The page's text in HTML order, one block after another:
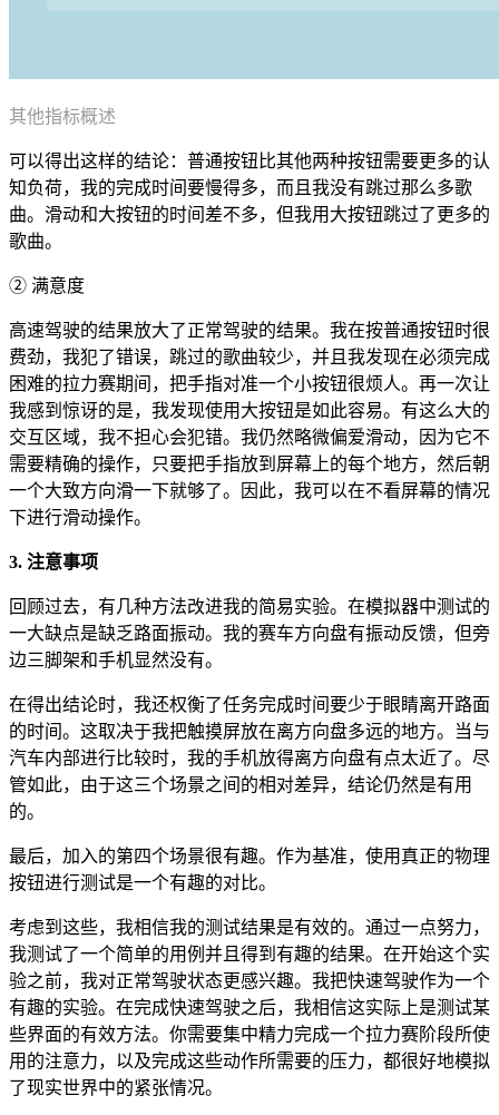
其他指标概述
可以得出这样的结论：普通按钮比其他两种按钮需要更多的认
知负荷，我的完成时间要慢得多，而且我没有跳过那么多歌
曲。滑动和大按钮的时间差不多，但我用大按钮跳过了更多的
歌曲。
② 满意度
高速驾驶的结果放大了正常驾驶的结果。我在按普通按钮时很
费劲，我犯了错误，跳过的歌曲较少，并且我发现在必须完成
困难的拉力赛期间，把手指对准一个小按钮很烦人。再一次让
我感到惊讶的是，我发现使用大按钮是如此容易。有这么大的
交互区域，我不担心会犯错。我仍然略微偏爱滑动，因为它不
需要精确的操作，只要把手指放到屏幕上的每个地方，然后朝
一个大致方向滑一下就够了。因此，我可以在不看屏幕的情况
下进行滑动操作。
3. 注意事项
回顾过去，有几种方法改进我的简易实验。在模拟器中测试的
一大缺点是缺乏路面振动。我的赛车方向盘有振动反馈，但旁
边三脚架和手机显然没有。
在得出结论时，我还权衡了任务完成时间要少于眼睛离开路面
的时间。这取决于我把触摸屏放在离方向盘多远的地方。当与
汽车内部进行比较时，我的手机放得离方向盘有点太近了。尽
管如此，由于这三个场景之间的相对差异，结论仍然是有用
的。
最后，加入的第四个场景很有趣。作为基准，使用真正的物理
按钮进行测试是一个有趣的对比。
考虑到这些，我相信我的测试结果是有效的。通过一点努力，
我测试了一个简单的用例并且得到有趣的结果。在开始这个实
验之前，我对正常驾驶状态更感兴趣。我把快速驾驶作为一个
有趣的实验。在完成快速驾驶之后，我相信这实际上是测试某
些界面的有效方法。你需要集中精力完成一个拉力赛阶段所使
用的注意力，以及完成这些动作所需要的压力，都很好地模拟
了现实世界中的紧张情况。